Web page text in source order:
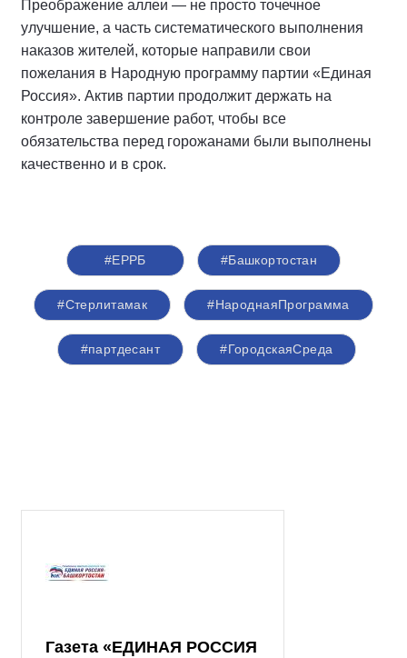
Преображение аллеи — не просто точечное
улучшение, а часть систематического выполнения
наказов жителей, которые направили свои
пожелания в Народную программу партии «Единая
Россия». Актив партии продолжит держать на
контроле завершение работ, чтобы все
обязательства перед горожанами были выполнены
качественно и в срок.
#ЕРРБ #Башкортостан
#Стерлитамак #НароднаяПрограмма
#партдесант #ГородскаяСреда
Газета «ЕДИНАЯ РОССИЯ